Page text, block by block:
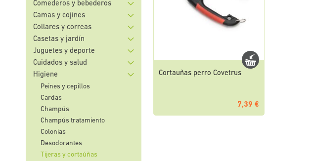
Cortauñas perro Covetrus
7,39 €
Comederos y bebederos
Camas y cojines
Collares y correas
Casetas y jardín
Juguetes y deporte
Cuidados y salud
Higiene
Peines y cepillos
Cardas
Champús
Champús tratamiento
Colonias
Desodorantes
Tijeras y cortaúñas